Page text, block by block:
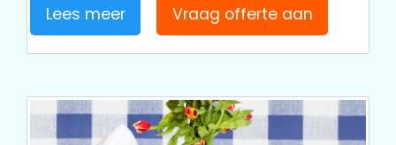
Lees meer Vraag offerte aan